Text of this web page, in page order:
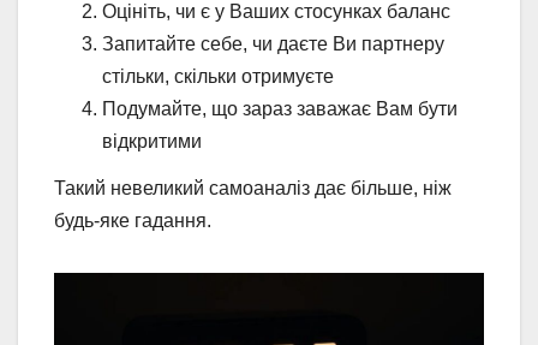
Оцініть, чи є у Ваших стосунках баланс
Запитайте себе, чи даєте Ви партнеру
стільки, скільки отримуєте
Подумайте, що зараз заважає Вам бути
відкритими
Такий невеликий самоаналіз дає більше, ніж
будь-яке гадання.